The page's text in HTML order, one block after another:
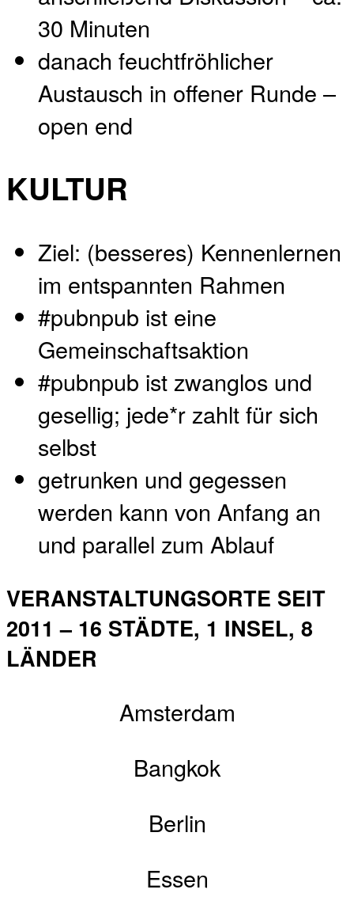
30 Minuten
danach feuchtfröhlicher
Austausch in offener Runde –
open end
KULTUR
Ziel: (besseres) Kennenlernen
im entspannten Rahmen
#pubnpub ist eine
Gemeinschaftsaktion
#pubnpub ist zwanglos und
gesellig; jede*r zahlt für sich
selbst
getrunken und gegessen
werden kann von Anfang an
und parallel zum Ablauf
VERANSTALTUNGSORTE SEIT
2011 – 16 STÄDTE, 1 INSEL, 8
LÄNDER
Amsterdam
Bangkok
Berlin
Essen